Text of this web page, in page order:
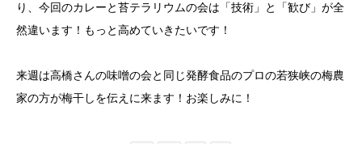
り、今回のカレーと苔テラリウムの会は「技術」と「歓び」が全
然違います！もっと高めていきたいです！
来週は高橋さんの味噌の会と同じ発酵食品のプロの若狭峡の梅農
家の方が梅干しを伝えに来ます！お楽しみに！